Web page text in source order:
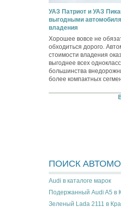
УАЗ Патриот и УАЗ
выгодными
владения
Хорошее вовсе не
обходиться дорого.
стоимости владения
выгоднее всех
большинства
более компактных
ПОИСК
Audi в каталоге марок
Подержанный Audi A5 в
Зеленый Lada 2111 в